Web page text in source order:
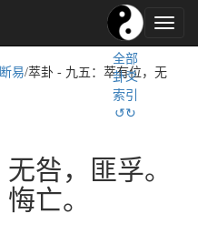
易
经
化,
全部
卦爻
索引
↺↻
易/萃卦 - 九五：萃有位，无
咎，匪孚。
亡。